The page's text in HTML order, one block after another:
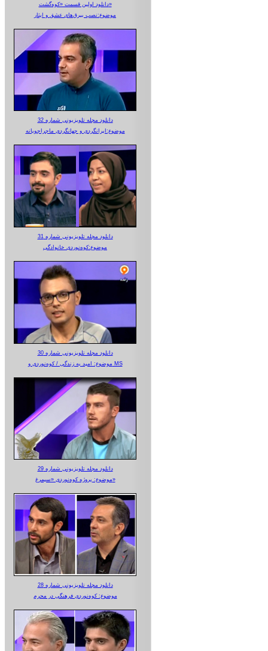
دانلود اولین قسمت «کوه‌گشت»
موضوع:نصب بیرق‌های عشق و ایثار
دانلود مجله تلویزیونی شماره 32
موضوع:ایرانگردی و جهانگردی ماجراجویانه
دانلود مجله تلویزیونی شماره 31
موضوع:کوه‌نوردی خانوادگی
دانلود مجله تلویزیونی شماره 30
موضوع: امید به زندگی / کوه‌نوردی و MS
دانلود مجله تلویزیونی شماره 29
موضوع: پروژه کوه‌نوردی «سیمرغ»
دانلود مجله تلویزیونی شماره 28
موضوع: کوه‌نوردی فرهنگی در محرم